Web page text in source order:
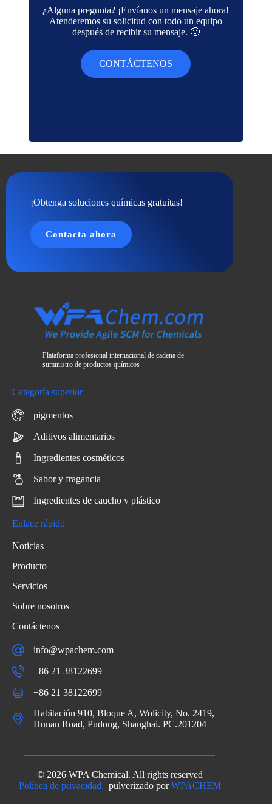
¿Alguna pregunta? ¡Envíanos un mensaje ahora!
Atenderemos su solicitud con todo un equipo
después de recibir su mensaje. 🙂
CONTÁCTENOS
¡Obtenga soluciones químicas gratuitas!
Contacta ahora
Plataforma profesional internacional de cadena de
suministro de productos químicos
Categoría superior
pigmentos
Aditivos alimentarios
Ingredientes cosméticos
Sabor y fragancia
Ingredientes de caucho y plástico
Enlace rápido
Noticias
Producto
Servicios
Sobre nosotros
Contáctenos
info@wpachem.com
+86 21 38122699
+86 21 38122699
Habitación 910, Bloque A, Wolicity, No. 2419,
Hunan Road, Pudong, Shanghai. PC.201204
© 2026 WPA Chemical. All rights reserved
Política de privacidad. pulverizado porWPACHEM